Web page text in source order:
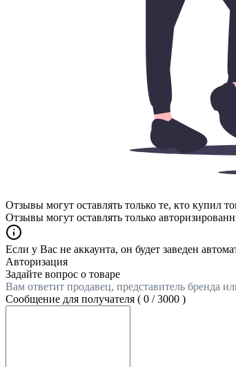
Отзывы могут оставлять только те, кто купил
Отзывы могут оставлять только
Если у Вас не аккаунта, он будет заведен
Авторизация
Задайте вопрос о товаре
Вам ответит продавец, представитель бренда
Сообщение для получателя ( 0 /3000 )